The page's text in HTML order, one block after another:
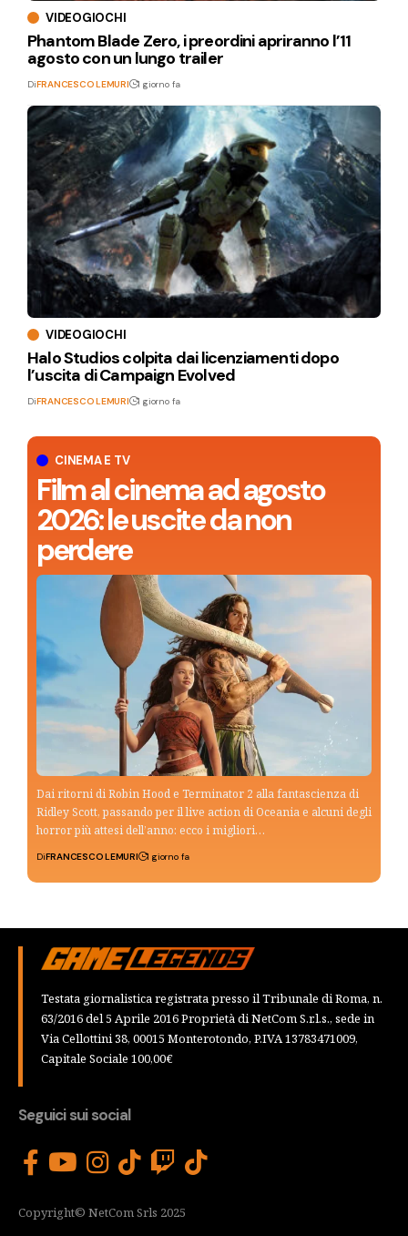
CINEMA E TV
Film al cinema ad agosto
2026: le uscite da non
perdere
Dai ritorni di Robin Hood e Terminator 2 alla fantascienza di
Ridley Scott, passando per il live action di Oceania e alcuni degli
horror più attesi dell’anno: ecco i migliori…
DiFRANCESCO LEMURI 1 giorno fa
VIDEOGIOCHI
Phantom Blade Zero, i preordini apriranno l’11
agosto con un lungo trailer
DiFRANCESCO LEMURI 1 giorno fa
VIDEOGIOCHI
Halo Studios colpita dai licenziamenti dopo
l’uscita di Campaign Evolved
DiFRANCESCO LEMURI 1 giorno fa
Testata giornalistica registrata presso il Tribunale di Roma, n.
63/2016 del 5 Aprile 2016 Proprietà di NetCom S.r.l.s., sede in
Via Cellottini 38, 00015 Monterotondo, P.IVA 13783471009,
Capitale Sociale 100,00€
Seguici sui social
Copyright© NetCom Srls 2025